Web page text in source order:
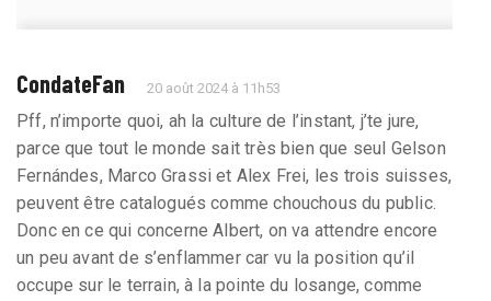
CondateFan 20 août 2024 à 11h53
Pff, n’importe quoi, ah la culture de l’instant, j’te jure,
parce que tout le monde sait très bien que seul Gelson
Fernándes, Marco Grassi et Alex Frei, les trois suisses,
peuvent être catalogués comme chouchous du public.
Donc en ce qui concerne Albert, on va attendre encore
un peu avant de s’enflammer car vu la position qu’il
occupe sur le terrain, à la pointe du losange, comme